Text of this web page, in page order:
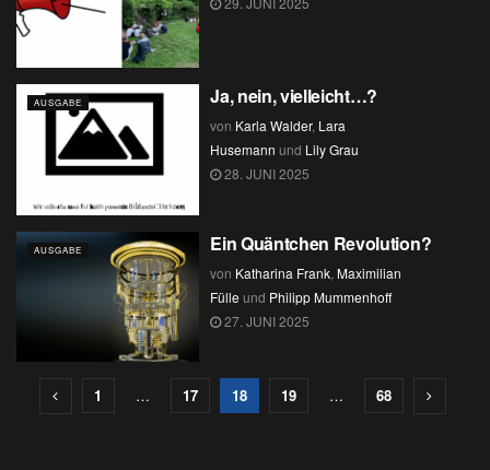
AUSGABE Ja, nein, vielleicht…?
von Karla Walder, Lara
Husemann und Lily Grau
28. JUNI 2025
AUSGABE Ein Quäntchen Revolution?
von Katharina Frank,Maximilian
Fülle und Philipp Mummenhoff
27. JUNI 2025
1 … 17 18 19 … 68